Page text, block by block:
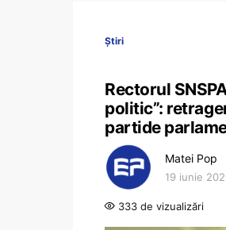
Știri
Rectorul
politic”:
partide
Matei Pop
19 iunie
333 de vizualizări